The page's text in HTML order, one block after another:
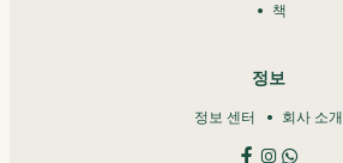
책
정보
정보 센터 회사 소개